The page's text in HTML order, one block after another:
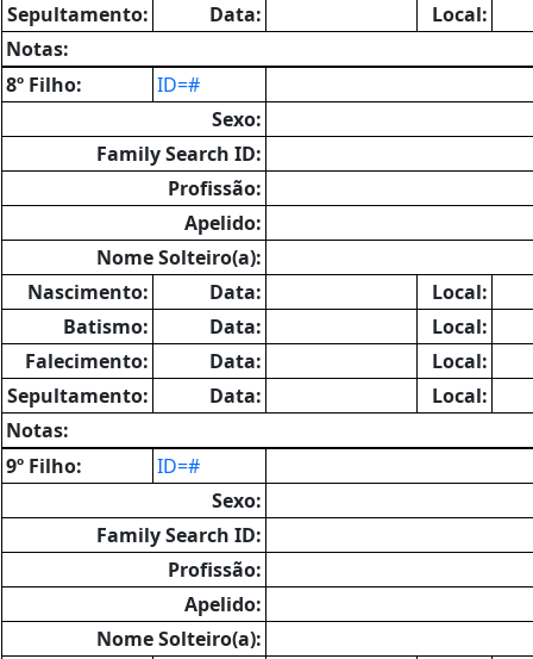
Sepultamento:
Data:
Local:
Notas:
8º Filho:
ID=#
Sexo:
Family Search ID:
Profissão:
Apelido:
Nome Solteiro(a):
Nascimento:
Data:
Local:
Batismo:
Data:
Local:
Falecimento:
Data:
Local:
Sepultamento:
Data:
Local:
Notas:
9º Filho:
ID=#
Sexo:
Family Search ID:
Profissão:
Apelido:
Nome Solteiro(a):